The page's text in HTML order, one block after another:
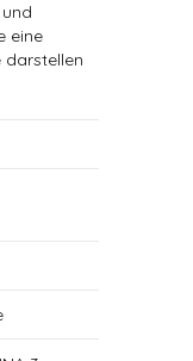
eine
darstellen